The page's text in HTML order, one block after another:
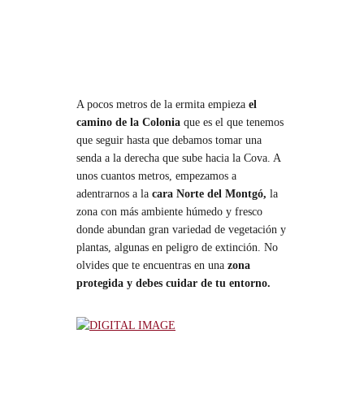
A pocos metros de la ermita empieza el
camino de la Colonia que es el que tenemos
que seguir hasta que debamos tomar una
senda a la derecha que sube hacia la Cova. A
unos cuantos metros, empezamos a
adentrarnos a la cara Norte del Montgó, la
zona con más ambiente húmedo y fresco
donde abundan gran variedad de vegetación y
plantas, algunas en peligro de extinción. No
olvides que te encuentras en una zona
protegida y debes cuidar de tu entorno.